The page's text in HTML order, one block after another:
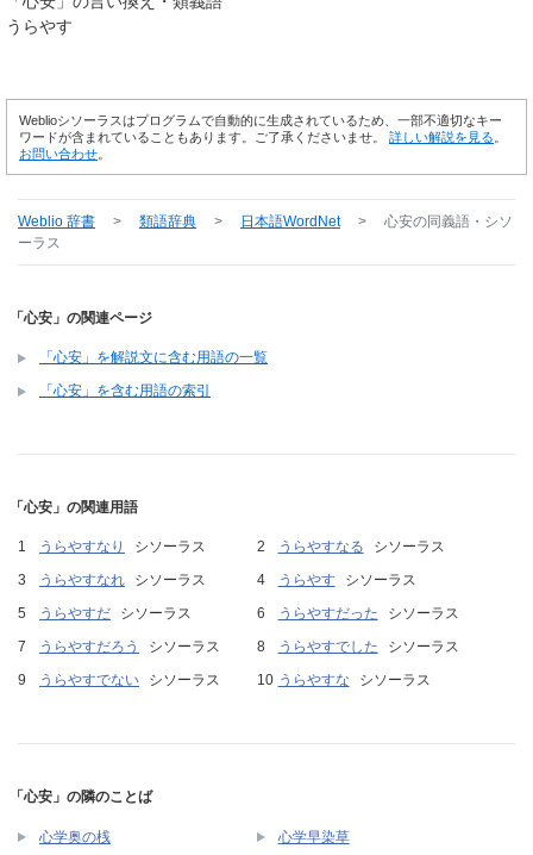
うらやす
Weblioシソーラスはプログラムで自動的に生成されているため、一部不適切なキー
ワードが含まれていることもあります。ご了承くださいませ。 詳しい解説を見る
お問い合わせ
Weblio 辞書 > 類語辞典 > 日本語WordNet > 心安の同義語・シソ
ーラス
「心安」の関連ページ
「心安」を解説文に含む用語の一覧
「心安」を含む用語の索引
「心安」の関連用語
うらやすなり シソーラス うらやすなる
シソーラス
うらやすなれ
シソーラス うらやす
シソーラス
うらやすだ
シソーラス うらやすだった
シソーラス
うらやすだろう
シソーラス うらやすでした
シソーラス
うらやすでない
シソーラス うらやすな シソーラス
「心安」の隣のことば
心学奥の桟 心学早染草